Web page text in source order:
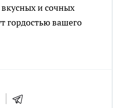
и сочных
гордостью вашего